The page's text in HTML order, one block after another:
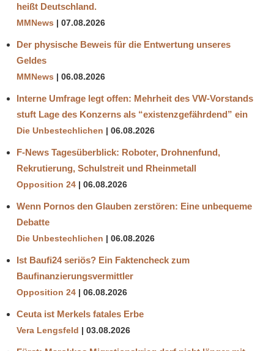
heißt Deutschland.
MMNews 07.08.2026
Der physische Beweis für die Entwertung unseres
Geldes
MMNews 06.08.2026
Interne Umfrage legt offen: Mehrheit des VW-Vorstands
stuft Lage des Konzerns als “existenzgefährdend” ein
Die Unbestechlichen 06.08.2026
F-News Tagesüberblick: Roboter, Drohnenfund,
Rekrutierung, Schulstreit und Rheinmetall
Opposition 24 06.08.2026
Wenn Pornos den Glauben zerstören: Eine unbequeme
Debatte
Die Unbestechlichen 06.08.2026
Ist Baufi24 seriös? Ein Faktencheck zum
Baufinanzierungsvermittler
Opposition 24 06.08.2026
Ceuta ist Merkels fatales Erbe
Vera Lengsfeld 03.08.2026